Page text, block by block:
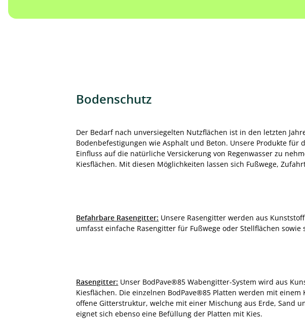
Bodenschutz
Der Bedarf nach unversiegelten Nutzflächen ist in den letzten
Bodenbefestigungen wie Asphalt und Beton. Unsere Produkte
Einfluss auf die natürliche Versickerung von Regenwasser zu
Kiesflächen. Mit diesen Möglichkeiten lassen sich Fußwege,
Befahrbare Rasengitter: Unsere Rasengitter werden aus
umfasst einfache Rasengitter für Fußwege oder Stellflächen
Rasengitter: Unser BodPave®85 Wabengitter-System wird aus
Kiesflächen. Die einzelnen BodPave®85 Platten werden mit
offene Gitterstruktur, welche mit einer Mischung aus Erde, Sand
eignet sich ebenso eine Befüllung der Platten mit Kies.